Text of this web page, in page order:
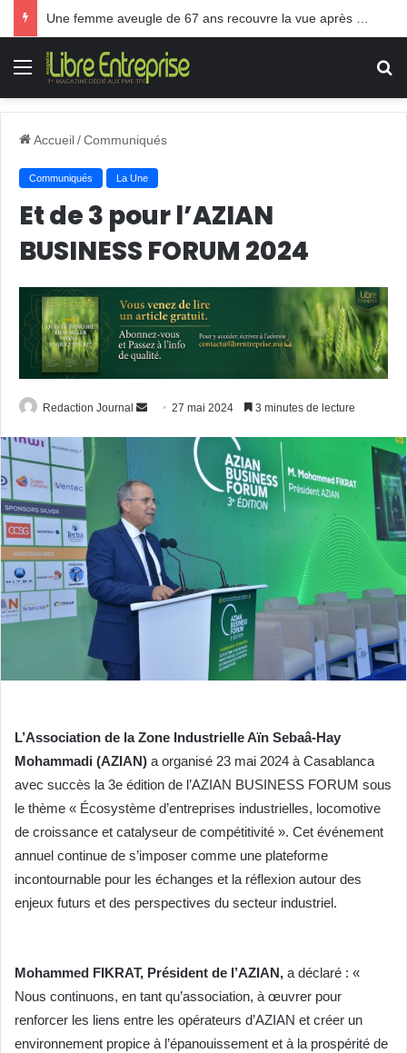
Menu
Accueil/Communiqués
Communiqués La Une
Et de 3 pour l’AZIAN
BUSINESS FORUM 2024
Redaction Journal
Envoyer27 mai 2024 3 minutes de lecture
L’Association de la Zone Industrielle Aïn Sebaâ-Hay
Mohammadi (AZIAN) a organisé 23 mai 2024 à Casablanca
avec succès la 3e édition de l’AZIAN BUSINESS FORUM sous
le thème « Écosystème d’entreprises industrielles, locomotive
de croissance et catalyseur de compétitivité ». Cet événement
annuel continue de s’imposer comme une plateforme
incontournable pour les échanges et la réflexion autour des
enjeux futurs et des perspectives du secteur industriel.
Mohammed FIKRAT, Président de l’AZIAN, a déclaré : «
Nous continuons, en tant qu’association, à œuvrer pour
renforcer les liens entre les opérateurs d’AZIAN et créer un
environnement propice à l’épanouissement et à la prospérité de